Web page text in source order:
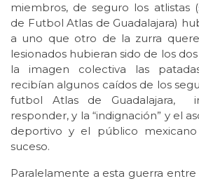
miembros, de seguro los atlistas
de Futbol Atlas de Guadalajara)
a uno que otro de la zurra
lesionados hubieran sido de los
la imagen colectiva las
recibían algunos caídos de los
futbol Atlas de Guadalajara,
responder, y la “indignación” y el
deportivo y el público
suceso.
Paralelamente a esta guerra entre